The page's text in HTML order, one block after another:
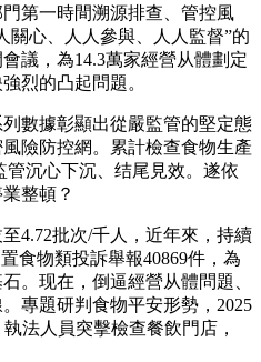
第一時間溯源排查、管控風
關心、人人參與、人人監督”的
議，為14.3萬家經營从體劃定
烈的凸起問題。
據彰顯出從嚴監管的堅定態
險防控網。累計檢查食物生產
管沉心下沉、结尾見效。遂依
整頓？
批次/千人，近年來，持續
食物類投訴舉報40869件，為
。现在，倒逼經營从體問題、
專題研判食物平安形勢，2025
法人員突擊檢查餐飲門店，